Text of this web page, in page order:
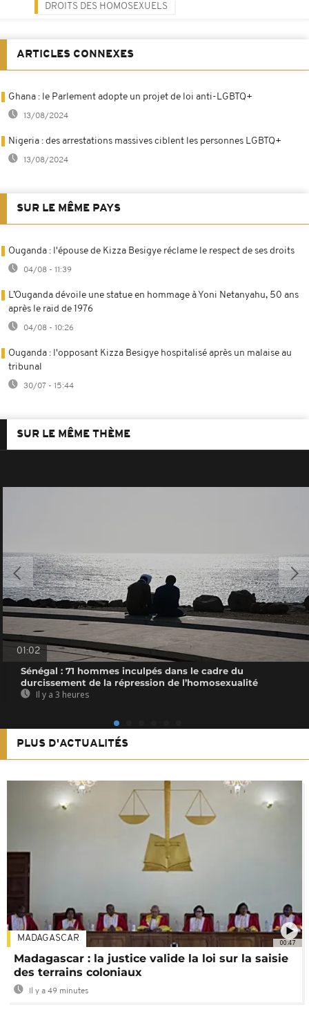
DROITS DES HOMOSEXUELS
ARTICLES CONNEXES
Ghana : le Parlement adopte un projet de loi anti-LGBTQ+
13/08/2024
Nigeria : des arrestations massives ciblent les personnes LGBTQ+
13/08/2024
SUR LE MÊME PAYS
Ouganda : l'épouse de Kizza Besigye réclame le respect de ses droits
04/08 - 11:39
L’Ouganda dévoile une statue en hommage à Yoni Netanyahu, 50 ans
après le raid de 1976
04/08 - 10:26
Ouganda : l'opposant Kizza Besigye hospitalisé après un malaise au
tribunal
30/07 - 15:44
SUR LE MÊME THÈME
01:02
Sénégal : 71 hommes inculpés dans le cadre du
durcissement de la répression de l’homosexualité
Il y a 3 heures
PLUS D'ACTUALITÉS
00:47
MADAGASCAR
Madagascar : la justice valide la loi sur la saisie
des terrains coloniaux
Il y a 49 minutes